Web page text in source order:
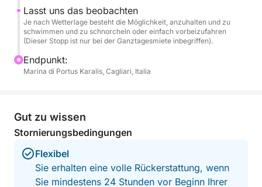
Vom Hafen von Cagliari aus fahren wir entlang der
schönsten Küstenabschnitte:
🌿 Cala Fighera – Wilde Klippen und smaragdgrünes
Wasser.
entspannendes Bad.
⛰️ Sella del Diavolo – Das Wahrzeichen von
Cagliari, vom Meer aus bewundert.
🏖️ Poetto – Der berühmte Strand der Stadt.
Lasst uns das beobachten
Je nach Wetterlage besteht die Möglichkeit, anzuhalten und zu
schwimmen und zu schnorcheln oder einfach vorbeizufahren
(Dieser Stopp ist nur bei der Ganztagesmiete inbegriffen).
Endpunkt:
Marina di Portus Karalis, Cagliari, Italia
Gut zu wissen
Stornierungsbedingungen
Flexibel
Sie erhalten eine volle Rückerstattung, wenn
Sie mindestens 24 Stunden vor Beginn Ihrer